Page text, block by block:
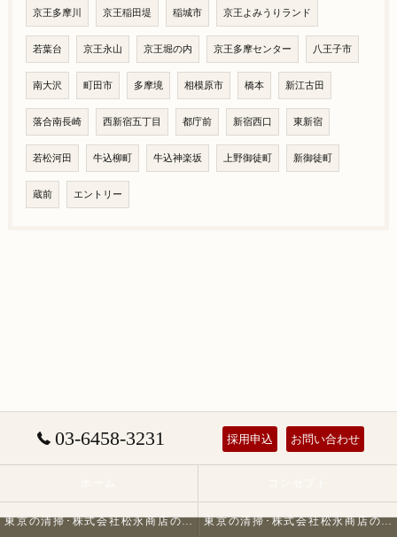
京王多摩川 京王稲田堤 稲城市 京王よみうりランド
若葉台 京王永山 京王堀の内 京王多摩センター 八王子市
南大沢 町田市 多摩境 相模原市 橋本 新江古田
落合南長崎 西新宿五丁目 都庁前 新宿西口 東新宿
若松河田 牛込柳町 牛込神楽坂 上野御徒町 新御徒町
蔵前 エントリー
03-6458-3231 採用申込 お問い合わせ
東京の清掃･株式会社松永商店の口コミ情報 東京の清掃･株式会社松永商店の評判